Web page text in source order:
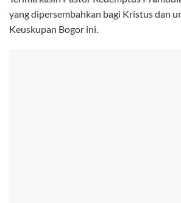
yang dipersembahkan bagi Kristus dan
Keuskupan Bogor ini.